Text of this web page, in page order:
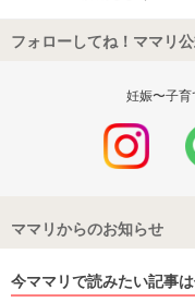
フォローしてね！ママリ
妊娠〜子
ママリからのお知らせ
今ママリで読みたい記事